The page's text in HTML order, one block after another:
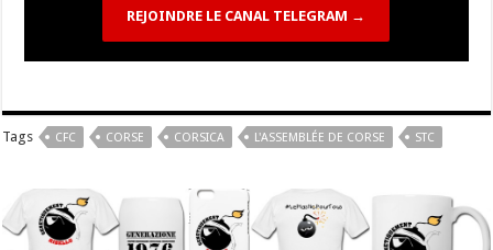
REJOINDRE LE CANAL TELEGRAM →
Tags CFC CORSE CORSICA L'ASSEMBLÉE DE CORSE STC